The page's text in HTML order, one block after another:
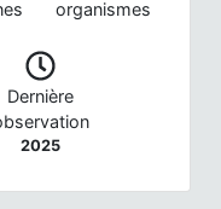
organismes
Dernière
2025